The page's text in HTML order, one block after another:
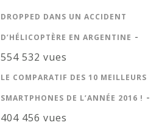
DROPPED DANS UN ACCIDENT
D’HÉLICOPTÈRE EN ARGENTINE -
554 532 vues
LE COMPARATIF DES 10 MEILLEURS
SMARTPHONES DE L’ANNÉE 2016 ! -
404 456 vues